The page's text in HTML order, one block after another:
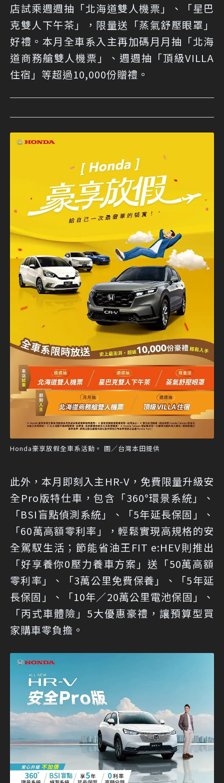
店試乘週週抽「北海道雙人機票」、「星巴
克雙人下午茶」，限量送「蒸氣舒壓眼罩」
好禮。本月全車系入主再加碼月月抽「北海
道商務艙雙人機票」、週週抽「頂級VILLA
住宿」等超過10,000份贈禮。
Honda豪享放假全車系活動。 圖／台灣本田提供
此外，本月即刻入主HR-V，免費限量升級安
全Pro版特仕車，包含「360°環景系統」、
「BSI盲點偵測系統」、「5年延長保固」、
「60萬高額零利率」，輕鬆實現高規格的安
全駕馭生活；節能省油王FIT e:HEV則推出
「好享養你0壓力養車方案」送「50萬高額
零利率」、「3萬公里免費保養」、「5年延
長保固」、「10年／20萬公里電池保固」、
「丙式車體險」5大優惠豪禮，讓預算型買
家購車零負擔。